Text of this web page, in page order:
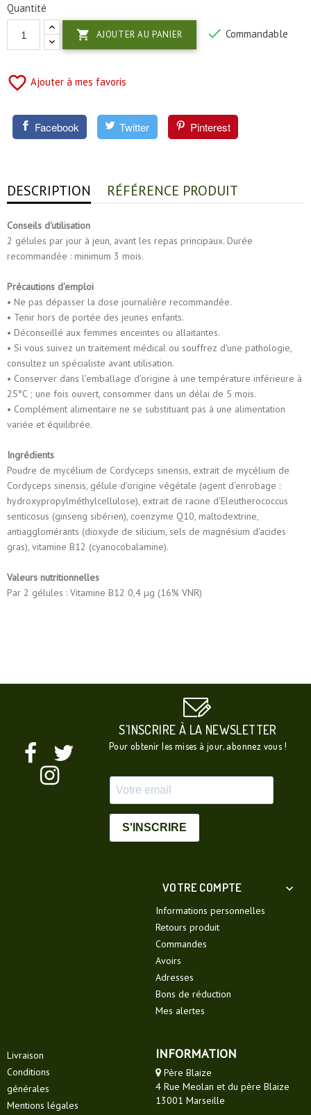
Quantité
 AJOUTER AU PANIER  Commandable
favorite_border Ajouter à mes favoris
Facebook Twitter Pinterest
DESCRIPTION RÉFÉRENCE PRODUIT
Conseils d'utilisation
2 gélules par jour à jeun, avant les repas principaux. Durée
recommandée : minimum 3 mois.
Précautions d'emploi
• Ne pas dépasser la dose journalière recommandée.
• Tenir hors de portée des jeunes enfants.
• Déconseillé aux femmes enceintes ou allaitantes.
• Si vous suivez un traitement médical ou souffrez d'une pathologie,
consultez un spécialiste avant utilisation.
• Conserver dans l'emballage d'origine à une température inférieure à
25°C ; une fois ouvert, consommer dans un délai de 5 mois.
• Complément alimentaire ne se substituant pas à une alimentation
variée et équilibrée.
Ingrédients
Poudre de mycélium de Cordyceps sinensis, extrait de mycélium de
Cordyceps sinensis, gélule d'origine végétale (agent d'enrobage :
hydroxypropylméthylcellulose), extrait de racine d'Eleutherococcus
senticosus (ginseng sibérien), coenzyme Q10, maltodextrine,
antiagglomérants (dioxyde de silicium, sels de magnésium d'acides
gras), vitamine B12 (cyanocobalamine).
Valeurs nutritionnelles
Par 2 gélules : Vitamine B12 0,4 µg (16% VNR)
S'INSCRIRE À LA NEWSLETTER
Pour obtenir les mises à jour, abonnez vous !
S'INSCRIRE
VOTRE COMPTE 
Informations personnelles
Retours produit
Commandes
Avoirs
Adresses
Bons de réduction
Mes alertes
Livraison
Conditions
générales
Mentions légales
INFORMATION
Père Blaize
4 Rue Meolan et du père Blaize
13001 Marseille